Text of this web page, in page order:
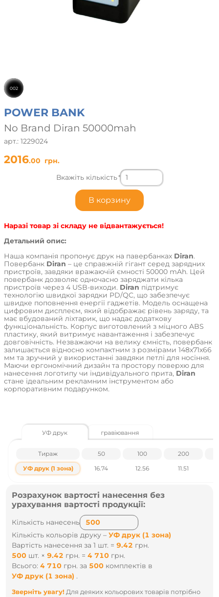
002
POWER BANK
No Brand Diran 50000mah
арт.: 1229024
2016.00 грн.
Вкажіть кількість*
Наразі товар зі складу не відвантажується!
Детальний опис:
Наша компанія пропонує друк на павербанках Diran.
Повербанк Diran – це справжній гігант серед зарядних
пристроїв, завдяки вражаючій ємності 50000 mAh. Цей
повербанк дозволяє одночасно заряджати кілька
пристроїв через 4 USB-виходи. Diran підтримує
технологію швидкої зарядки PD/QC, що забезпечує
швидке поповнення енергії гаджетів. Модель оснащена
цифровим дисплеєм, який відображає рівень заряду, та
має вбудований ліхтарик, що надає додаткову
функціональність. Корпус виготовлений з міцного ABS
пластику, який витримує навантаження і забезпечує
довговічність. Незважаючи на велику ємність, повербанк
залишається відносно компактним з розмірами 148x71x66
мм та зручний у використанні завдяки петлі для носіння.
Маючи ергономічний дизайн та простору поверхю для
нанесення логотипу чи індивідуального прита, Diran
стане ідеальним рекламним інструментом або
корпоративним подарунком.
різноманітні методи друку:
Шовкотрафаретний друк
Тамподрук
Гравіювання та інші.
Габарити - 14.8 х 7.1 х 6.6 см
Матеріали - ABS-пластик
Особливості - Цифровий дисплей, Ліхтарик,
Ремінець
Кабель - Type-C
Бездротова зарядка - Ні
Порти - Output: 4хUSB; Input: Micro-USB, Type-C,
Lightning
Швидка зарядка - PD/QC
Ємність батареї, мА*год - 50 000
Індивідуальна упаковка - картонна коробка
Маленька упаковка - 1
В корзину
УФ друк гравіювання
Тираж 50 100 200
УФ друк (1 зона)
16.74 12.56 11.51
Розрахунок вартості нанесення без
урахування вартості продукції:
Кількість нанесень
Кількість кольорів друку – УФ друк (1 зона)
Вартість нанесення за 1 шт. = 9.42 грн.
500 шт. × 9.42 грн. = 4 710 грн.
Всього: 4 710 грн. за 500 комплектів в
УФ друк (1 зона) .
Зверніть увагу! Для деяких кольорових товарів потрібно